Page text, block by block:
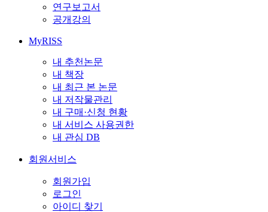
연구보고서
공개강의
MyRISS
내 추천논문
내 책장
내 최근 본 논문
내 저작물관리
내 구매·신청 현황
내 서비스 사용권한
내 관심 DB
회원서비스
회원가입
로그인
아이디 찾기